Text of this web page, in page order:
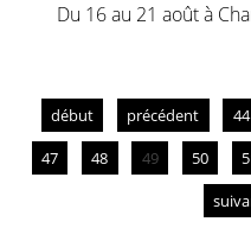
Du 16 au 21 août à
début précédent 44
47
48 49 50